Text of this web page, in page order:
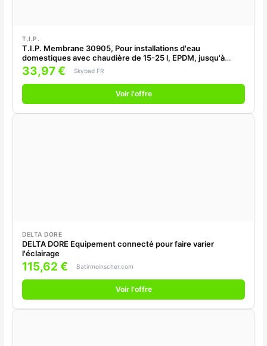
T.I.P.
T.I.P. Membrane 30905, Pour installations d'eau
domestiques avec chaudière de 15-25 l, EPDM, jusqu'à
90°C
33,97 € Skybad FR
Voir l'offre
DELTA DORE
DELTA DORE Equipement connecté pour faire varier
l'éclairage
115,62 € Batirmoinscher.com
Voir l'offre